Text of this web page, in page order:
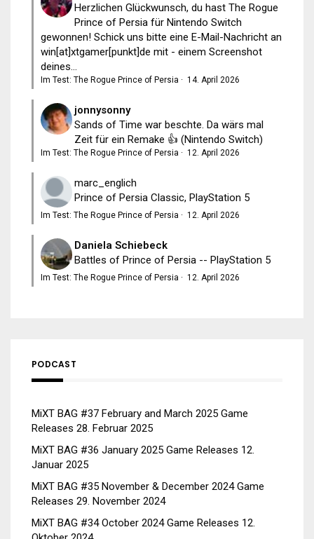
Herzlichen Glückwunsch, du hast The Rogue
Prince of Persia für Nintendo Switch
gewonnen! Schick uns bitte eine E-Mail-Nachricht an
win[at]xtgamer[punkt]de mit - einem Screenshot
deines...
Im Test: The Rogue Prince of Persia · 14. April 2026
jonnysonny
Sands of Time war beschte. Da wärs mal
Zeit für ein Remake 👍 (Nintendo Switch)
Im Test: The Rogue Prince of Persia · 12. April 2026
marc_englich
Prince of Persia Classic, PlayStation 5
Im Test: The Rogue Prince of Persia · 12. April 2026
Daniela Schiebeck
Battles of Prince of Persia -- PlayStation 5
Im Test: The Rogue Prince of Persia · 12. April 2026
PODCAST
MiXT BAG #37 February and March 2025 Game
Releases 28. Februar 2025
MiXT BAG #36 January 2025 Game Releases 12.
Januar 2025
MiXT BAG #35 November & December 2024 Game
Releases 29. November 2024
MiXT BAG #34 October 2024 Game Releases 12.